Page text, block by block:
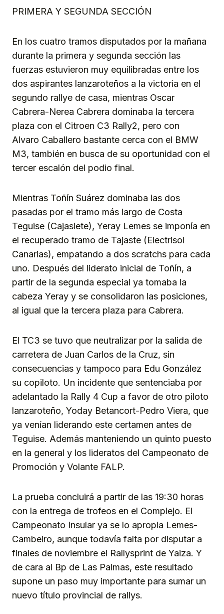
PRIMERA Y SEGUNDA SECCIÓN
En los cuatro tramos disputados por la mañana
durante la primera y segunda sección las
fuerzas estuvieron muy equilibradas entre los
dos aspirantes lanzaroteños a la victoria en el
segundo rallye de casa, mientras Oscar
Cabrera-Nerea Cabrera dominaba la tercera
plaza con el Citroen C3 Rally2, pero con
Alvaro Caballero bastante cerca con el BMW
M3, también en busca de su oportunidad con el
tercer escalón del podio final.
Mientras Toñín Suárez dominaba las dos
pasadas por el tramo más largo de Costa
Teguise (Cajasiete), Yeray Lemes se imponía en
el recuperado tramo de Tajaste (Electrisol
Canarias), empatando a dos scratchs para cada
uno. Después del liderato inicial de Toñín, a
partir de la segunda especial ya tomaba la
cabeza Yeray y se consolidaron las posiciones,
al igual que la tercera plaza para Cabrera.
El TC3 se tuvo que neutralizar por la salida de
carretera de Juan Carlos de la Cruz, sin
consecuencias y tampoco para Edu González
su copiloto. Un incidente que sentenciaba por
adelantado la Rally 4 Cup a favor de otro piloto
lanzaroteño, Yoday Betancort-Pedro Viera, que
ya venían liderando este certamen antes de
Teguise. Además manteniendo un quinto puesto
en la general y los lideratos del Campeonato de
Promoción y Volante FALP.
La prueba concluirá a partir de las 19:30 horas
con la entrega de trofeos en el Complejo. El
Campeonato Insular ya se lo apropia Lemes-
Cambeiro, aunque todavía falta por disputar a
finales de noviembre el Rallysprint de Yaiza. Y
de cara al Bp de Las Palmas, este resultado
supone un paso muy importante para sumar un
nuevo título provincial de rallys.